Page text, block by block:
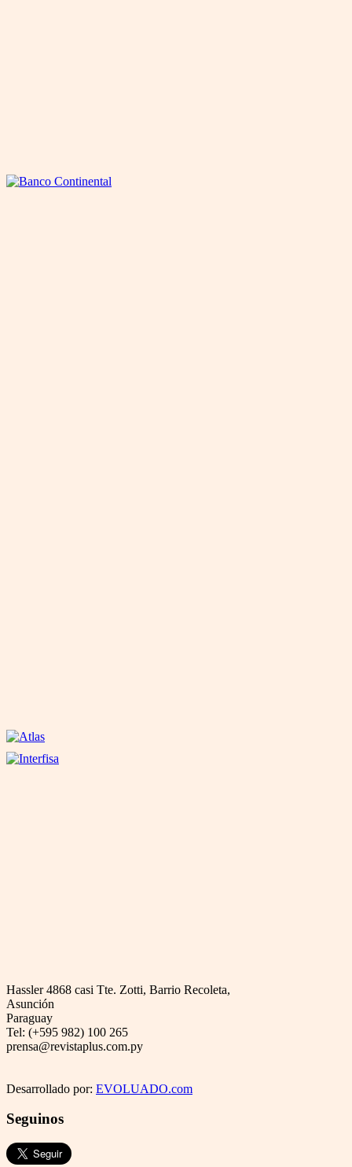
Hassler 4868 casi Tte. Zotti, Barrio Recoleta,
Asunción
Paraguay
Tel: (+595 982) 100 265
prensa@revistaplus.com.py
Desarrollado por: EVOLUADO.com
Seguinos